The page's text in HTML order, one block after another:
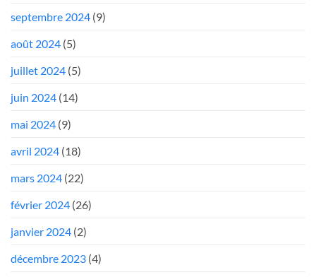
septembre 2024 (9)
août 2024 (5)
juillet 2024 (5)
juin 2024 (14)
mai 2024 (9)
avril 2024 (18)
mars 2024 (22)
février 2024 (26)
janvier 2024 (2)
décembre 2023 (4)